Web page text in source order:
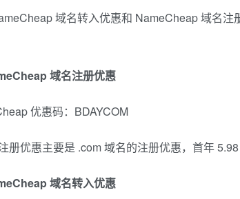
域名转入优惠和 NameCheap 域名
域名注册优惠
优惠码：BDAYCOM
册优惠主要是 .com 域名的注册优惠，首年
域名转入优惠